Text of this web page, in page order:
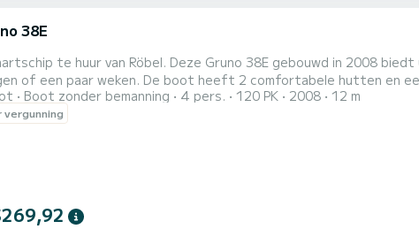
38E
te huur van Röbel. Deze Gruno 38E gebouwd in 2008
boot heeft 2 comfortabele hutten en een bootcapaciteit van 6 personen. Met een totale
12 meter is hij uw beste bondgenoot voor een buitengewone
met douche. Het beschikt over de volgende apparatuur: TV. Als u vragen heeft over de boot of de
Boot zonder bemanning 4 pers. 120 PK 2008 12 m
vergunning